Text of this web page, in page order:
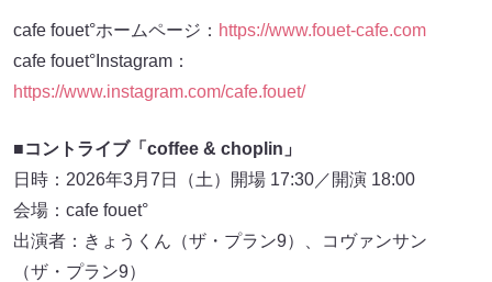
cafe fouet°ホームページ： https://www.fouet-cafe.com
cafe fouet°Instagram：
https://www.instagram.com/cafe.fouet/
■コントライブ「coffee & choplin」
日時：2026年3月7日（土）開場 17:30／開演 18:00
会場：cafe fouet°
出演者：きょうくん（ザ・プラン9）、コヴァンサン
（ザ・プラン9）